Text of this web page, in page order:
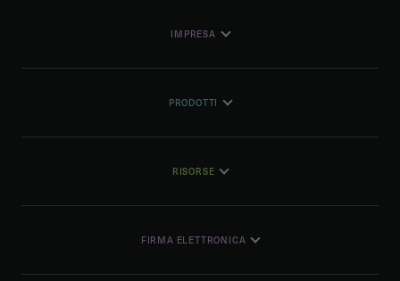
IMPRESA
PRODOTTI
RISORSE
FIRMA ELETTRONICA